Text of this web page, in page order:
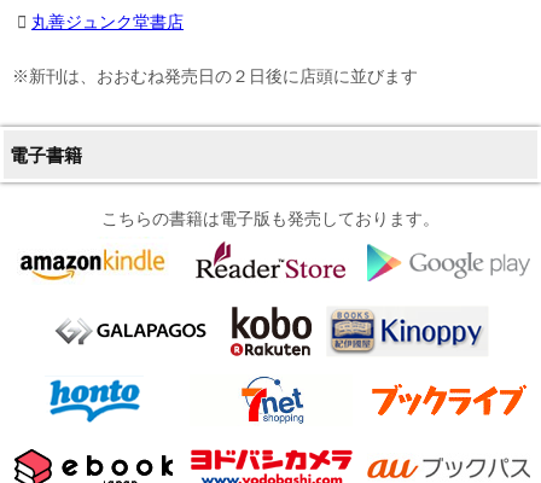
丸善ジュンク堂書店
※新刊は、おおむね発売日の２日後に店頭に並びます
電子書籍
こちらの書籍は電子版も発売しております。